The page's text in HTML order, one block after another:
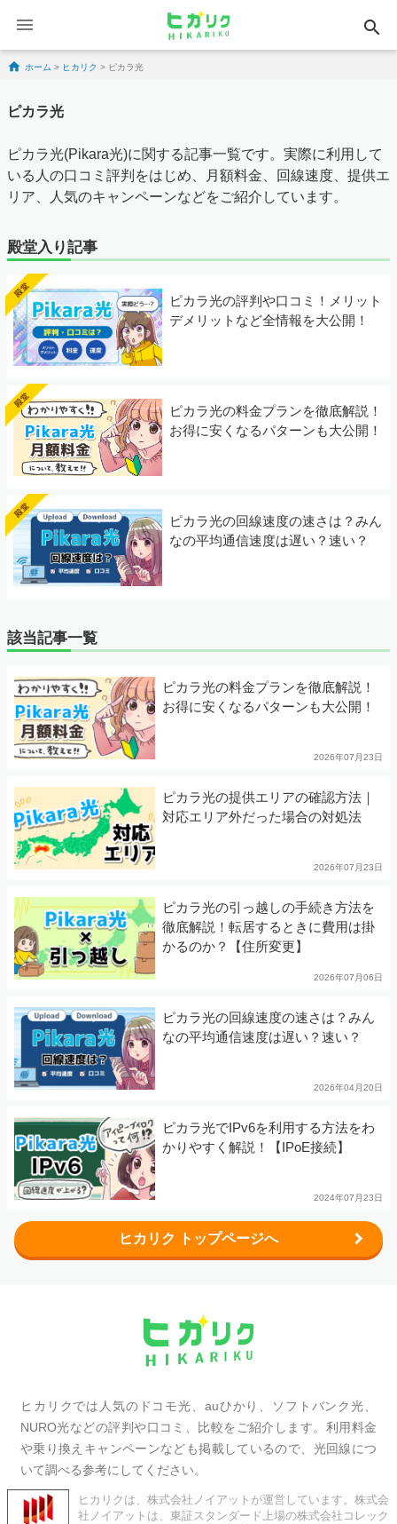
search
Skip to content
ホーム > ヒカリク > ピカラ光
ピカラ光
ピカラ光(Pikara光)に関する記事一覧です。実際に利用して
いる人の口コミ評判をはじめ、月額料金、回線速度、提供エ
リア、人気のキャンペーンなどをご紹介しています。
殿堂入り記事
ピカラ光の評判や口コミ！メリット
デメリットなど全情報を大公開！
ピカラ光の料金プランを徹底解説！
お得に安くなるパターンも大公開！
ピカラ光の回線速度の速さは？みん
なの平均通信速度は遅い？速い？
該当記事一覧
ピカラ光の料金プランを徹底解説！
お得に安くなるパターンも大公開！
2026年07月23日
ピカラ光の提供エリアの確認方法｜
対応エリア外だった場合の対処法
2026年07月23日
ピカラ光の引っ越しの手続き方法を
徹底解説！転居するときに費用は掛
かるのか？【住所変更】
2026年07月06日
ピカラ光の回線速度の速さは？みん
なの平均通信速度は遅い？速い？
2026年04月20日
ピカラ光でIPv6を利用する方法をわ
かりやすく解説！【IPoE接続】
2024年07月23日
ヒカリク トップページへ
ヒカリクでは人気のドコモ光、auひかり、ソフトバンク光、
NURO光などの評判や口コミ、比較をご紹介します。利用料金
や乗り換えキャンペーンなども掲載しているので、光回線につ
いて調べる参考にしてください。
ヒカリクは、株式会社ノイアットが運営しています。株式会
社ノイアットは、東証スタンダード上場の株式会社コレック